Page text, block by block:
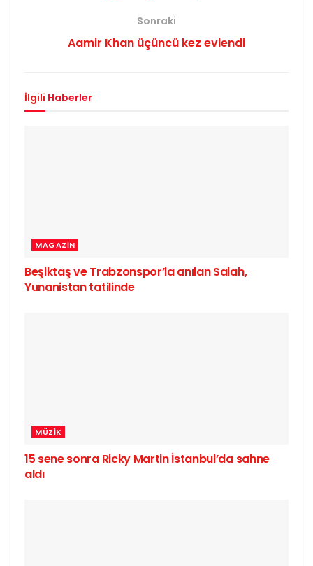
Sonraki
Aamir Khan üçüncü kez evlendi
İlgili Haberler
MAGAZIN
Beşiktaş ve Trabzonspor’la anılan Salah,
Yunanistan tatilinde
MÜZIK
15 sene sonra Ricky Martin İstanbul’da sahne
aldı